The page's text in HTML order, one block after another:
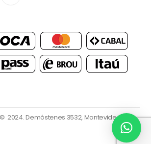
2024.Demóstenes 3532, Montevideo.